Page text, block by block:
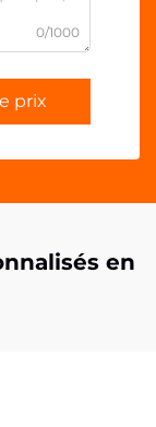
0/1000
prix
en